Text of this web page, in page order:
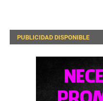
PUBLICIDAD DISPONIBLE